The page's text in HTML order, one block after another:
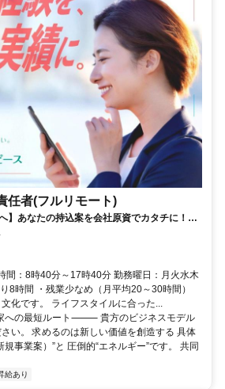
任者(フルリモート)
】あなたの持込案を会社原資でカタチに！最
間：8時40分～17時40分 勤務曜日：月火水木
8時間 ・残業少なめ（月平均20～30時間）
化です。 ライフスタイルに合った...
の最短ルート⸻ 貴方のビジネスモデル
い。 求めるのは新しい価値を創造する 具体
事業案）”と 圧倒的“エネルギー”です。 共同
給あり